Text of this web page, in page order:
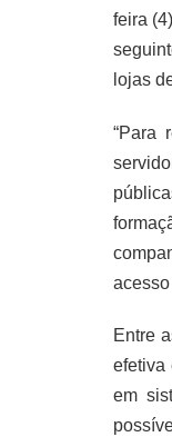
feira
lojas
“Para
acesso
Entre
efetiva
em